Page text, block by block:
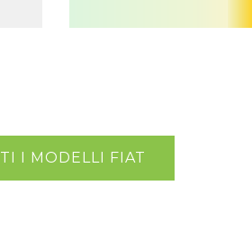
I MODELLI FIAT